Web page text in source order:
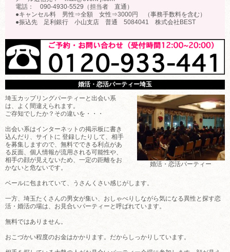
電話： 090-4930-5529（担当者 直通）
●キャンセル料 男性⇒全額 女性⇒3000円 （事務手数料を含む）
●振込先 足利銀行 小山支店 普通 5084041 株式会社BEST
婚活・恋活パーティー埼玉
婚活・恋活パーティー
埼玉カップリングパーティーと出会い系
は、よく間違えられます。
ご存知でしたか？その違いを・・・
出会い系はインターネットの掲示板に書き
込んだり、サイトに 登録したりして、相手
を募集しますので、無料でできる利点があ
る反面、個人情報が流用される可能性や、
相手の顔が見えないため、一定の距離をお
かないと危ないです。
ベールに包まれていて、うさんくさい感じがします。
一方、埼玉たくさんの男女が集い、おしゃべりしながら気になる異性と探す恋
活・婚活の場は、お見合いパーティーと呼ばれています。
無料ではありません。
おこづかい程度のお金はかかります。だからしっかりしています。